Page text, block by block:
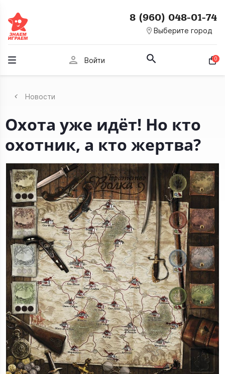
room Выберите город
8 (960) 048-01-74
person Войти 0
Новости
Охота уже идёт! Но кто
охотник, а кто жертва?